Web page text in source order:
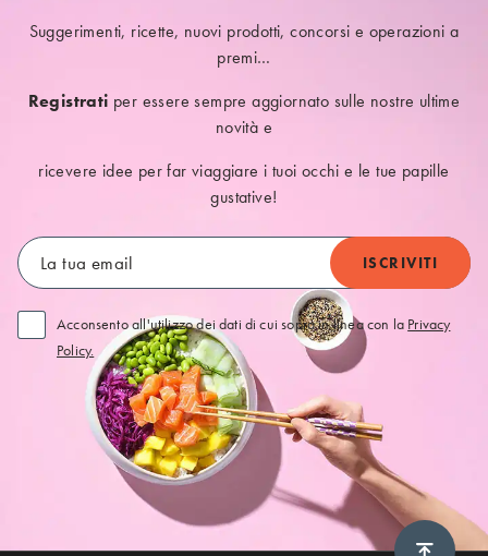
Suggerimenti, ricette, nuovi prodotti, concorsi e operazioni a
premi…
Registrati per essere sempre aggiornato sulle nostre ultime
novità e
ricevere idee per far viaggiare i tuoi occhi e le tue papille
gustative!
Acconsento all'utilizzo dei dati di cui sopra in linea con la Privacy
Policy.
Scroll